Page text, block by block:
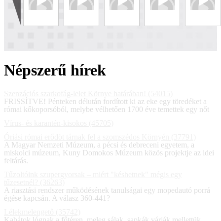
Népszerű hírek
FRISSÍTVE! Pénteken délután fordított ki az eke egy töredéket a
római kőkoporsóból, melybe vélhetően 1700 éve temettek egy nőt
A Magyar Nemzeti Múzeum, a pécsi és debreceni egyetem, a
miskolci múzeum, Kuny Domokos Múzeum közös projektje az idei
feltárás.
A riasztási rendszer működésének tanulságai egy mopedautó porrá
égése kapcsán. A válasz 360-441?